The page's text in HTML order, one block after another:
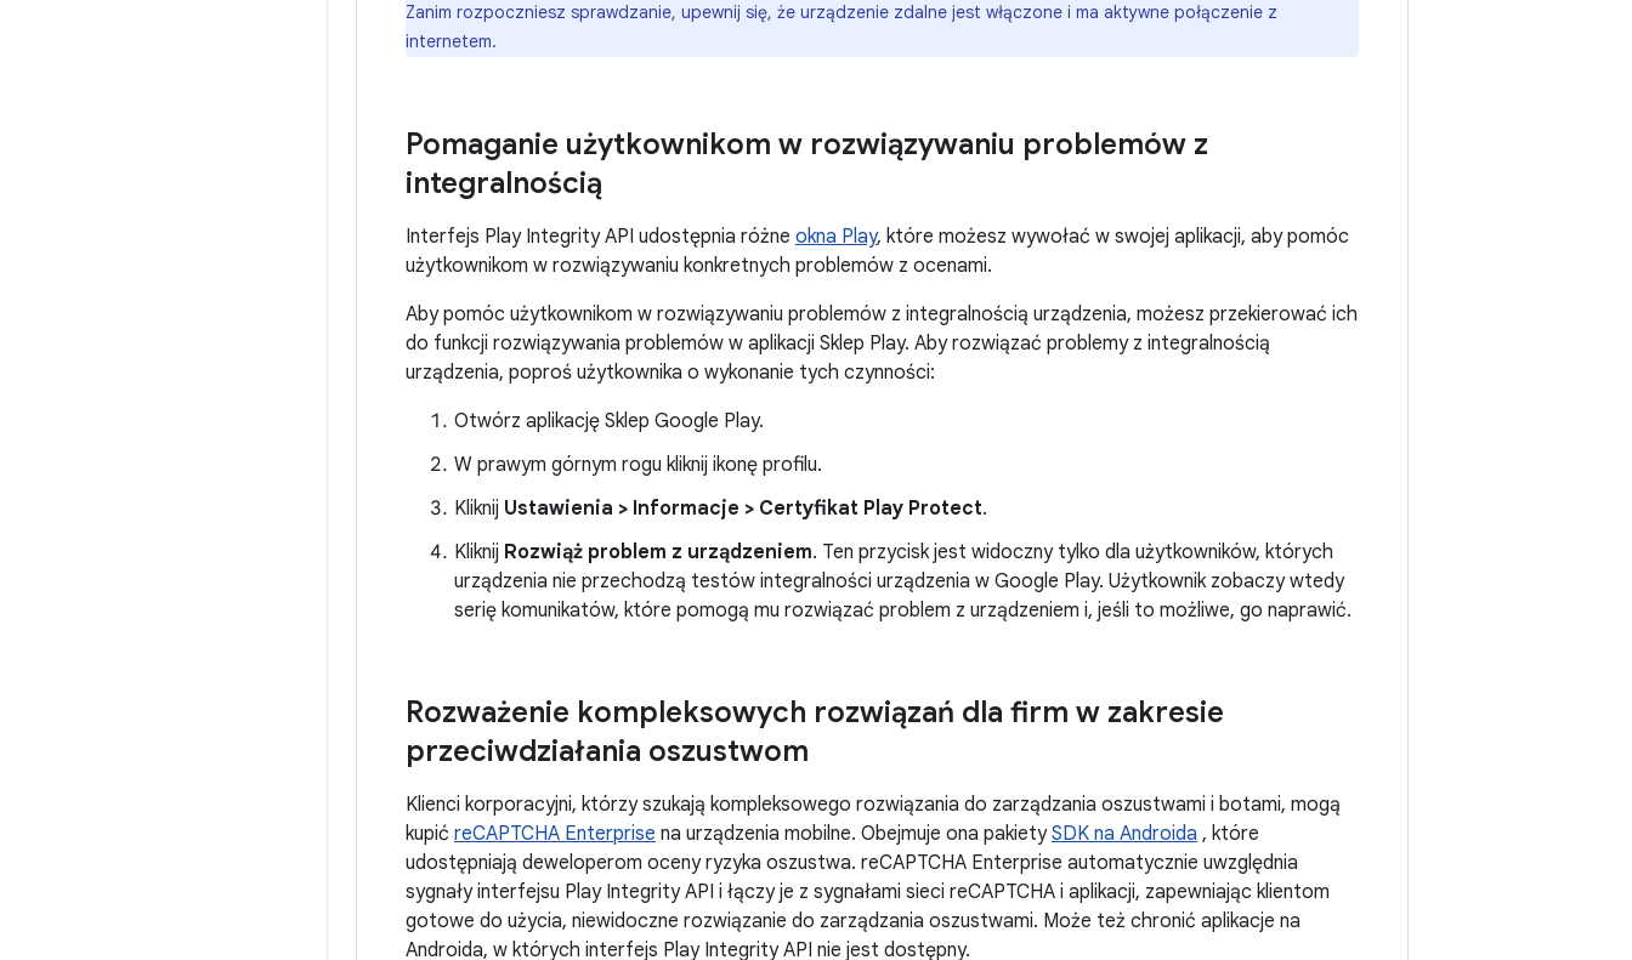
Zanim rozpoczniesz sprawdzanie, upewnij się, że urządzenie zdalne jest włączone i ma aktywne połączenie z
internetem.
Pomaganie użytkownikom w rozwiązywaniu problemów z
integralnością
Interfejs Play Integrity API udostępnia różne okna Play, które możesz wywołać w swojej aplikacji, aby pomóc
użytkownikom w rozwiązywaniu konkretnych problemów z ocenami.
Aby pomóc użytkownikom w rozwiązywaniu problemów z integralnością urządzenia, możesz przekierować ich
do funkcji rozwiązywania problemów w aplikacji Sklep Play. Aby rozwiązać problemy z integralnością
urządzenia, poproś użytkownika o wykonanie tych czynności:
Otwórz aplikację Sklep Google Play.
W prawym górnym rogu kliknij ikonę profilu.
Kliknij Ustawienia > Informacje > Certyfikat Play Protect.
Kliknij Rozwiąż problem z urządzeniem. Ten przycisk jest widoczny tylko dla użytkowników, których
urządzenia nie przechodzą testów integralności urządzenia w Google Play. Użytkownik zobaczy wtedy
serię komunikatów, które pomogą mu rozwiązać problem z urządzeniem i, jeśli to możliwe, go naprawić.
Rozważenie kompleksowych rozwiązań dla firm w zakresie
przeciwdziałania oszustwom
Klienci korporacyjni, którzy szukają kompleksowego rozwiązania do zarządzania oszustwami i botami, mogą
kupić reCAPTCHA Enterprise na urządzenia mobilne. Obejmuje ona pakietySDK na Androida , które
udostępniają deweloperom oceny ryzyka oszustwa. reCAPTCHA Enterprise automatycznie uwzględnia
sygnały interfejsu Play Integrity API i łączy je z sygnałami sieci reCAPTCHA i aplikacji, zapewniając klientom
gotowe do użycia, niewidoczne rozwiązanie do zarządzania oszustwami. Może też chronić aplikacje na
Androida, w których interfejs Play Integrity API nie jest dostępny.